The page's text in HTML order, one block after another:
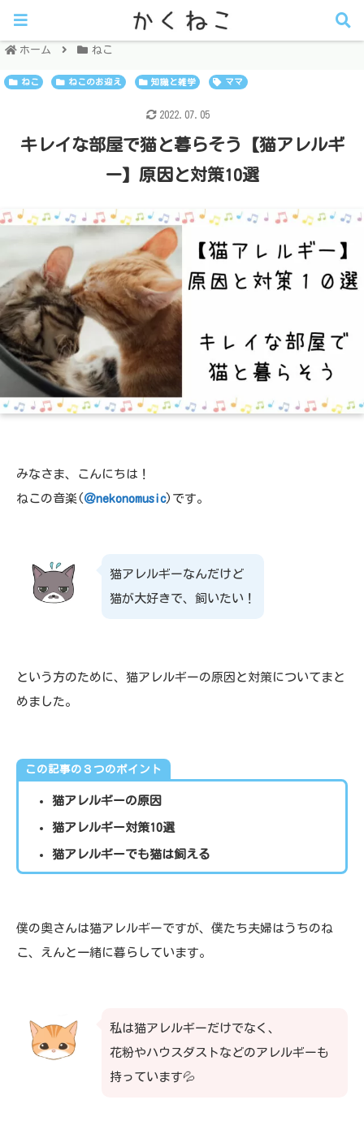
ホーム ねこ
ねこ ねこのお迎え 知識と雑学 ママ
キレイな部屋で猫と暮らそう【猫アレルギ
ー】原因と対策10選
2022.07.05
みなさま、こんにちは！
ねこの音楽( ＠nekonomusic)です。
猫アレルギーなんだけど
猫が大好きで、飼いたい！
という方のために、猫アレルギーの原因と対策についてまと
めました。
この記事の３つのポイント
猫アレルギーの原因
猫アレルギー対策10選
猫アレルギーでも猫は飼える
僕の奥さんは猫アレルギーですが、僕たち夫婦はうちのね
こ、えんと一緒に暮らしています。
私は猫アレルギーだけでなく、
花粉やハウスダストなどのアレルギーも
持っています💦